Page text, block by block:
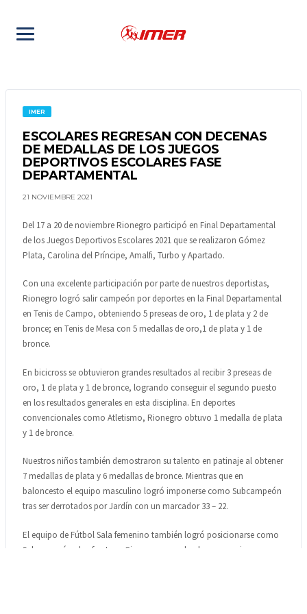
IMER
ESCOLARES REGRESAN CON DECENAS
DE MEDALLAS DE LOS JUEGOS
DEPORTIVOS ESCOLARES FASE
DEPARTAMENTAL
21 NOVIEMBRE 2021
Del 17 a 20 de noviembre Rionegro participó en Final Departamental
de los Juegos Deportivos Escolares 2021 que se realizaron Gómez
Plata, Carolina del Príncipe, Amalfi, Turbo y Apartado.
Con una excelente participación por parte de nuestros deportistas,
Rionegro logró salir campeón por deportes en la Final Departamental
en Tenis de Campo, obteniendo 5 preseas de oro, 1 de plata y 2 de
bronce; en Tenis de Mesa con 5 medallas de oro,1 de plata y 1 de
bronce.
En bicicross se obtuvieron grandes resultados al recibir 3 preseas de
oro, 1 de plata y 1 de bronce, logrando conseguir el segundo puesto
en los resultados generales en esta disciplina. En deportes
convencionales como Atletismo, Rionegro obtuvo 1 medalla de plata
y 1 de bronce.
Nuestros niños también demostraron su talento en patinaje al obtener
7 medallas de plata y 6 medallas de bronce. Mientras que en
baloncesto el equipo masculino logró imponerse como Subcampeón
tras ser derrotados por Jardín con un marcador 33 – 22.
El equipo de Fútbol Sala femenino también logró posicionarse como
Subcampeón al enfrentar a Cisneros cerrando el compromiso con